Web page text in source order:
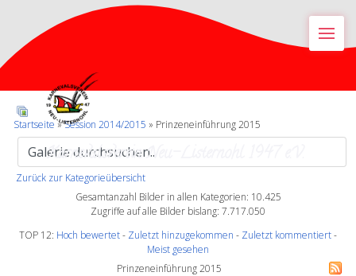
Karnevalsverein Neu-Listernohl 1947 e.V.
Startseite»Session 2014/2015 » Prinzeneinführung 2015
Zurück zur Kategorieübersicht
Gesamtanzahl Bilder in allen Kategorien: 10.425
Zugriffe auf alle Bilder bislang: 7.717.050
TOP 12: Hoch bewertet- Zuletzt hinzugekommen - Zuletzt kommentiert-
Meist gesehen
Prinzeneinführung 2015